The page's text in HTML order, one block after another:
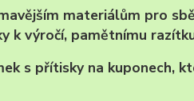
materiálům pro
k výročí, pamětnímu
s přítisky na kuponech,